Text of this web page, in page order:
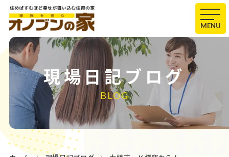
MENU
現場日記ブログ
BLOG